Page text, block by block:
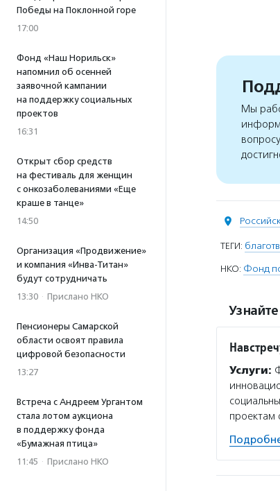
Победы на Поклонной горе
17:00
Фонд «Наш Норильск»
напомнил об осенней
заявочной кампании
на поддержку социальных
проектов
16:31
Открыт сбор средств
на фестиваль для женщин
с онкозаболеваниями «Еще
краше в танце»
14:50
Организация «Продвижение»
и компания «Инва-Титан»
будут сотрудничать
13:30 · Прислано НКО
Пенсионеры Самарской
области освоят правила
цифровой безопасности
13:27
Встреча с Андреем Ургантом
стала лотом аукциона
в поддержку фонда
«Бумажная птица»
11:45 · Прислано НКО
Мы
ТЕГИ:
НКО: Фонд
Услуги: